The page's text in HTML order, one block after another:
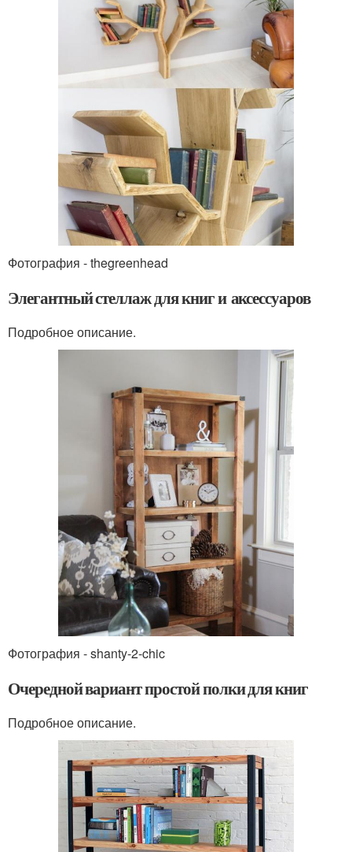
Фотография - thegreenhead
Элегантный стеллаж для книг и аксессуаров
Подробное описание.
Фотография - shanty-2-chic
Очередной вариант простой полки для книг
Подробное описание.